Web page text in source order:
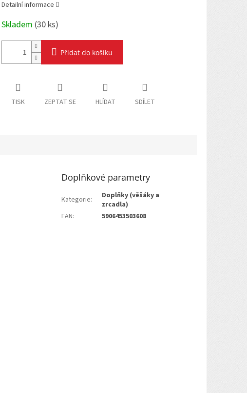
Detailní informace
Skladem (30 ks)
Přidat do košíku
TISK ZEPTAT SE HLÍDAT SDÍLET
Doplňkové parametry
Kategorie:
Doplňky (věšáky a
zrcadla)
EAN: 5906453503608